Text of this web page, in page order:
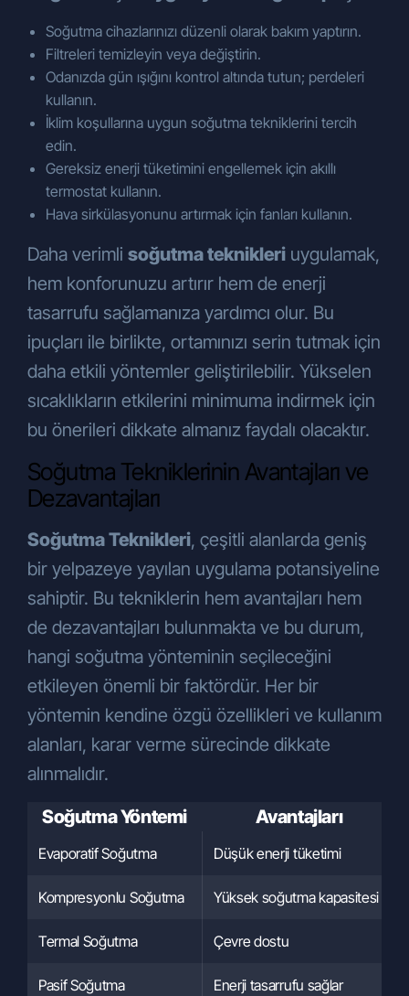
Soğutma cihazlarınızı düzenli olarak bakım yaptırın.
Filtreleri temizleyin veya değiştirin.
Odanızda gün ışığını kontrol altında tutun; perdeleri
kullanın.
İklim koşullarına uygun soğutma tekniklerini tercih
edin.
Gereksiz enerji tüketimini engellemek için akıllı
termostat kullanın.
Hava sirkülasyonunu artırmak için fanları kullanın.
Daha verimli soğutma teknikleri uygulamak,
hem konforunuzu artırır hem de enerji
tasarrufu sağlamanıza yardımcı olur. Bu
ipuçları ile birlikte, ortamınızı serin tutmak için
daha etkili yöntemler geliştirilebilir. Yükselen
sıcaklıkların etkilerini minimuma indirmek için
bu önerileri dikkate almanız faydalı olacaktır.
Soğutma Tekniklerinin Avantajları ve
Dezavantajları
Soğutma Teknikleri, çeşitli alanlarda geniş
bir yelpazeye yayılan uygulama potansiyeline
sahiptir. Bu tekniklerin hem avantajları hem
de dezavantajları bulunmakta ve bu durum,
hangi soğutma yönteminin seçileceğini
etkileyen önemli bir faktördür. Her bir
yöntemin kendine özgü özellikleri ve kullanım
alanları, karar verme sürecinde dikkate
alınmalıdır.
Soğutma Yöntemi
Avantajları
Evaporatif Soğutma Düşük enerji tüketimi
Kompresyonlu Soğutma Yüksek soğutma kapasitesi
Termal Soğutma Çevre dostu
Pasif Soğutma Enerji tasarrufu sağlar